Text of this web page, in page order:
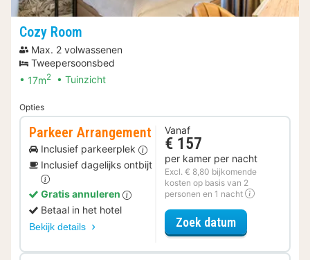
Cozy Room
Max. 2 volwassenen
Tweepersoonsbed
17m2 Tuinzicht
Opties
Parkeer Arrangement
Inclusief parkeerplek
Inclusief dagelijks ontbijt
Gratis annuleren
Betaal in het hotel
Bekijk details
Vanaf
€ 157
per kamer per nacht
Excl. € 8,80 bijkomende
kosten op basis van 2
personen en 1 nacht
Zoek datumvoor Parkeer